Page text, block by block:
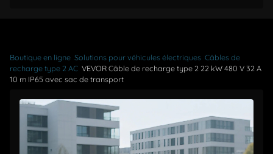
Boutique en ligne Solutions pour véhicules électriques Câbles de
recharge type 2 AC VEVOR Câble de recharge type 2 22 kW 480 V 32 A
10 m IP65 avec sac de transport